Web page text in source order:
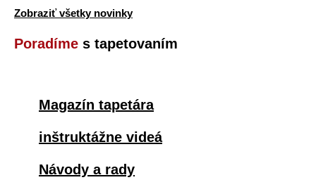
Zobraziť všetky novinky
Poradíme s tapetovaním
Magazín tapetára
inštruktážne videá
Návody a rady